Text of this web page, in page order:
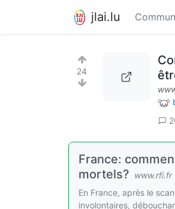
jlai.lu
24
France:
mortels? www.rfi.fr
En France, après le
involontaires,